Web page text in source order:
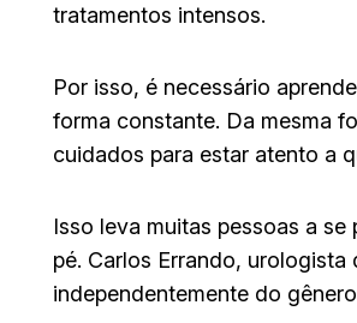
tratamentos intensos.
Por isso, é necessário
forma constante. Da mesma
cuidados para estar atento a
Isso leva muitas pessoas a
pé. Carlos Errando, urologista
independentemente do